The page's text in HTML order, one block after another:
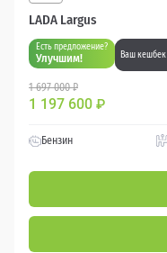
LADA Largus
Есть предложение?
Улучшим! Ваш кешбек
1 697 000 ₽
1 197 600 ₽
Бензин